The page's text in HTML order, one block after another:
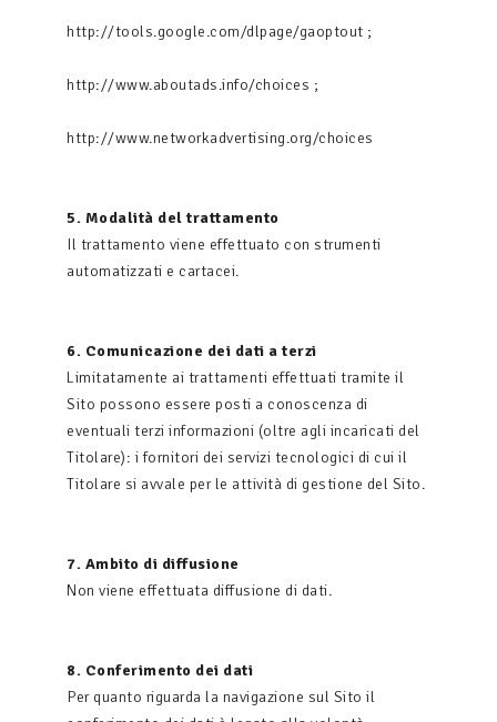
http://tools.google.com/dlpage/gaoptout ;
http://www.aboutads.info/choices ;
http://www.networkadvertising.org/choices
5. Modalità del trattamento
Il trattamento viene effettuato con strumenti
automatizzati e cartacei.
6. Comunicazione dei dati a terzi
Limitatamente ai trattamenti effettuati tramite il
Sito possono essere posti a conoscenza di
eventuali terzi informazioni (oltre agli incaricati del
Titolare): i fornitori dei servizi tecnologici di cui il
Titolare si avvale per le attività di gestione del Sito.
7. Ambito di diffusione
Non viene effettuata diffusione di dati.
8. Conferimento dei dati
Per quanto riguarda la navigazione sul Sito il